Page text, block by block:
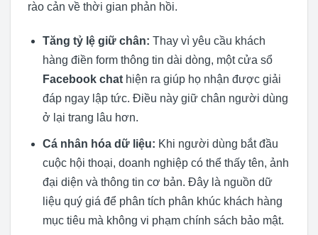
rào cản về thời gian phản hồi.
Tăng tỷ lệ giữ chân: Thay vì yêu cầu khách
hàng điền form thông tin dài dòng, một cửa sổ
Facebook chathiện ra giúp họ nhận được giải
đáp ngay lập tức. Điều này giữ chân người dùng
ở lại trang lâu hơn.
Cá nhân hóa dữ liệu: Khi người dùng bắt đầu
cuộc hội thoại, doanh nghiệp có thể thấy tên, ảnh
đại diện và thông tin cơ bản. Đây là nguồn dữ
liệu quý giá để phân tích phân khúc khách hàng
mục tiêu mà không vi phạm chính sách bảo mật.